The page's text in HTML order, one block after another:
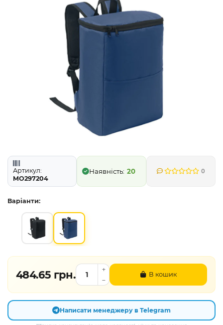
Артикул:
MO297204
20 0
Варіанти:
484.65 грн. В кошик
Написати менеджеру в Telegram